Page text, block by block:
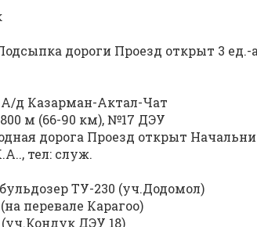
дороги Проезд открыт 3 ед.-
А/д Казарман-Актал-Чат
м (66-90 км), №17 ДЭУ
дорога Проезд открыт
тел: служ.
ТУ-230 (уч.Додомол)
перевале Карагоо)
ДЭУ 18)